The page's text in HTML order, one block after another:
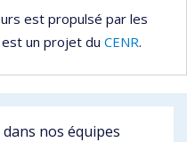
est propulsé par les
un projet du CENR.
nos équipes